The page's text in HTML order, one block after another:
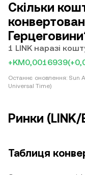
Скільки
1 LINK наразі
+KM0,0016939
Останнє оновлення: Sun
Universal Time)
Ринки (LINK/
Таблиця